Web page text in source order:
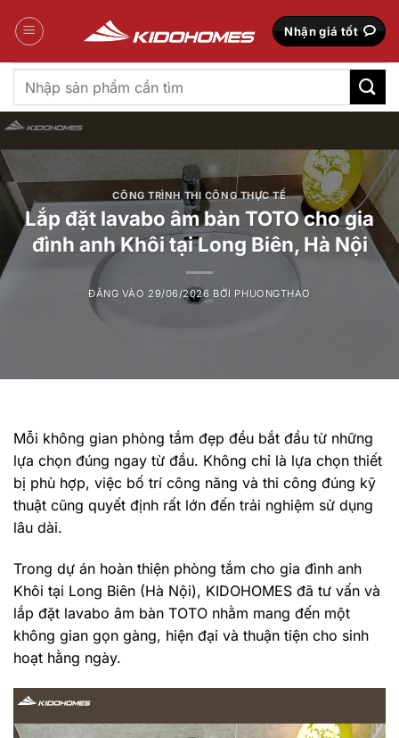
qua
Nhận giá tốt
Tìm
kiếm:
CÔNG TRÌNH THI CÔNG THỰC TẾ
Lắp đặt lavabo âm bàn TOTO cho gia
đình anh Khôi tại Long Biên, Hà Nội
ĐĂNG VÀO 29/06/2026 BỞI PHUONGTHAO
Mỗi không gian phòng tắm đẹp đều bắt đầu từ những
lựa chọn đúng ngay từ đầu. Không chỉ là lựa chọn thiết
bị phù hợp, việc bố trí công năng và thi công đúng kỹ
thuật cũng quyết định rất lớn đến trải nghiệm sử dụng
lâu dài.
Trong dự án hoàn thiện phòng tắm cho gia đình anh
Khôi tại Long Biên (Hà Nội), KIDOHOMES đã tư vấn và
lắp đặt lavabo âm bàn TOTO nhằm mang đến một
không gian gọn gàng, hiện đại và thuận tiện cho sinh
hoạt hằng ngày.